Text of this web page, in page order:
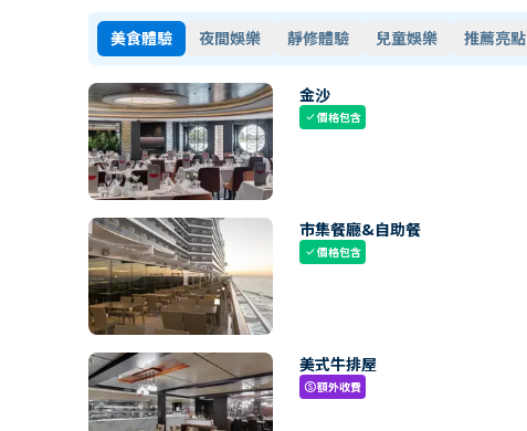
美食體驗 夜間娛樂 靜修體驗 兒童娛樂 推薦亮點
金沙
check價格包含
市集餐廳&自助餐
check價格包含
美式牛排屋
paid額外收費